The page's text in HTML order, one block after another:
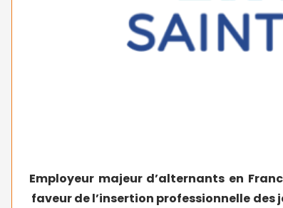
Employeur majeur d’alternants en
faveur de l’insertion professionnelle des